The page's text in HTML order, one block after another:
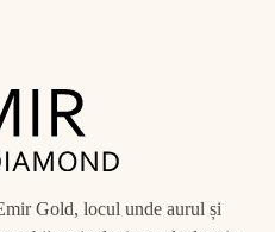
Gold, locul unde aurul și